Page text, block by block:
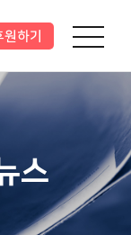
메뉴 열기
원하기
스